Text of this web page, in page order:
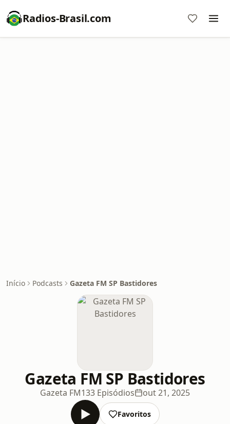
Radios-Brasil.com
Início Podcasts Gazeta FM SP Bastidores
Gazeta FM SP Bastidores
Gazeta FM133 Episódios out 21, 2025
Favoritos